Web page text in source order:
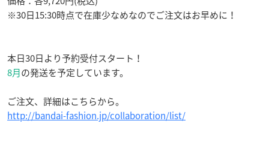
※30日15:30時点で在庫少なめなのでご注文はお早めに！
本日30日より予約受付スタート！
8月の発送を予定しています。
ご注文、詳細はこちらから。
http://bandai-fashion.jp/collaboration/list/